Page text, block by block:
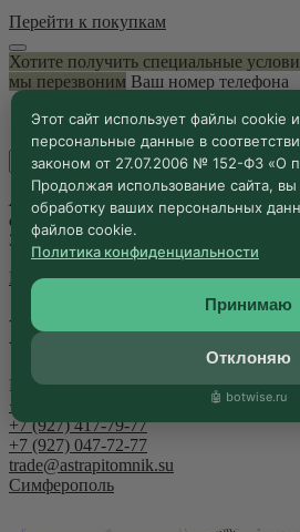
Перейти к покупкам
Хотите получить специальные
мы перезвоним Ваш номер телефона
Я даю согласие на сбор и обработку
данных.
Политика
Закрыть
Главная/Контакты
Контакты
Позвоните нам или отправьте
+7 (927) 417-74-77
+7 (927) 417-79-77
+7 (927) 047-72-77
trade@astrapitomnik.su
Симферополь
Этот сайт использует файлы cookie
персональные данные в
законом от 27.07.2006 № 152-ФЗ «О
Продолжая использование сайта, вы
обработку ваших персональных
файлов cookie.
Политика конфиденциальности
Принимаю
Отклоняю
🤖 botwise.ru